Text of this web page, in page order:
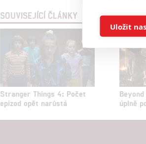
SOUVISEJÍCÍ ČLÁNKY
Stranger Things 4: Počet
epizod opět narůstá
úplně
služeb
Udělením
Uložit